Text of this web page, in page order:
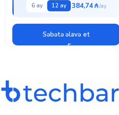
6 ay 12 ay 384,74 ₼
Səbətə əlavə et